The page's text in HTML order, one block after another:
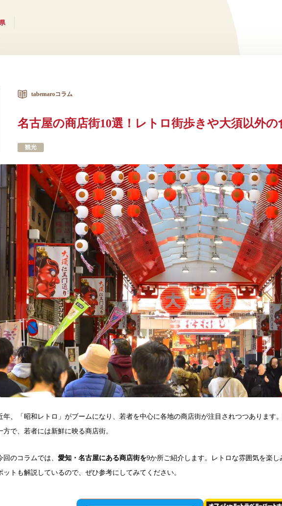
tabemaroコラム
名古屋の商店街10選！レトロ街歩きや大須以外
観光
年、「昭和レトロ」がブームになり、若者を中心に各地の商店街が注目されつつあります
方で、若者には新鮮に映る商店街。
回のコラムでは、 愛知・名古屋にある商店街を9か所ご紹介します。レトロな雰囲気を楽
ットも解説しているので、ぜひ参考にしてみてください。